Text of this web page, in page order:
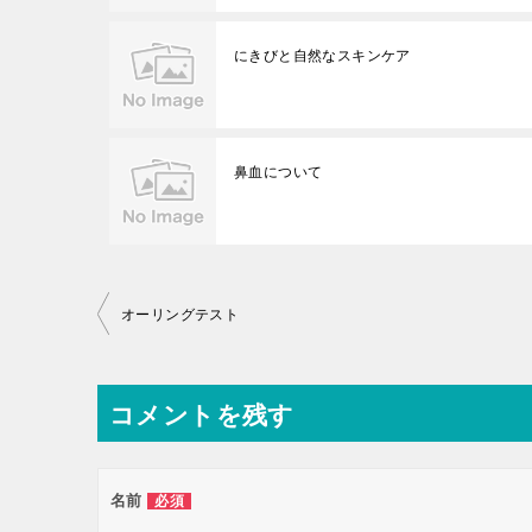
にきびと自然なスキンケア
鼻血について
投
ナ
ビ
ー
オーリングテスト
コメントを残す
名前 必須